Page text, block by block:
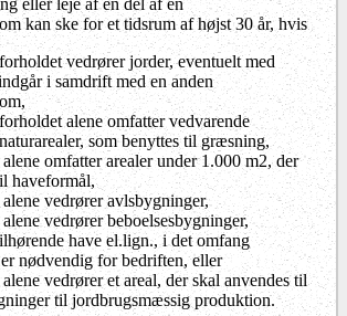
eller leje af en del af en
kan ske for et tidsrum af højst 30 år, hvis
vedrører jorder, eventuelt med
i samdrift med en anden
alene omfatter vedvarende
som benyttes til græsning,
omfatter arealer under 1.000 m2, der
haveformål,
vedrører avlsbygninger,
vedrører beboelsesbygninger,
have el.lign., i det omfang
nødvendig for bedriften, eller
vedrører et areal, der skal anvendes til
til jordbrugsmæssig produktion.